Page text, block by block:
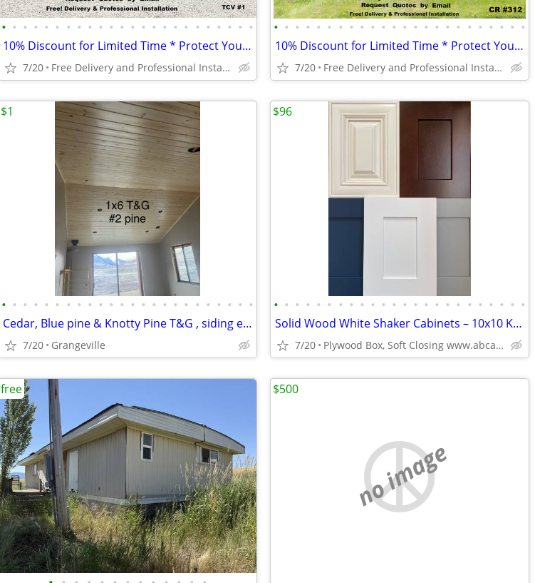
• • • • • • • • • • • • • • • • • • • • • • • •
10% Discount for Limited Time * Protect Your RV and Boat *
7/20 Free Delivery and Professional Installation
• • • • • • • • • • • • • • • • • • • • • • • •
10% Discount for Limited Time * Protect Your RV and Boat *
7/20 Free Delivery and Professional Installation
• • • • • • • • • • • • • • • • • • • • • • • •
Cedar, Blue pine & Knotty Pine T&G , siding etc
7/20 Grangeville
$1
• • • • • • • • • • • • • • • • • • • • • • • •
Solid Wood White Shaker Cabinets – 10x10 Kitchen from $1,950+ (Free De
7/20 Plywood Box, Soft Closing www.abcabinetry.com
$96
free
no image
$500